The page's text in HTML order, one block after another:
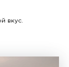
вкус.